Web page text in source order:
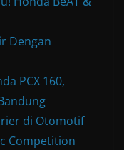
Dengan
PCX 160,
di Otomotif
Competition